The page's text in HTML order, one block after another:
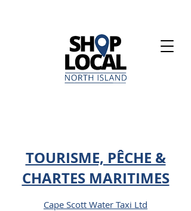
TOURISME, PÊCHE &
CHARTES MARITIMES
Cape Scott Water Taxi Ltd